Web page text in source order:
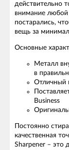
действительно
внимание любой
постарались,
вещь за
Основные
Металл
в
Отличный
Business
Постоянно
качественная
Sharpener – это